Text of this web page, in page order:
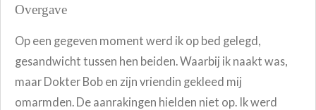
Overgave
Op een gegeven moment werd ik op bed gelegd,
gesandwicht tussen hen beiden. Waarbij ik naakt was,
maar Dokter Bob en zijn vriendin gekleed mij
omarmden. De aanrakingen hielden niet op. Ik werd